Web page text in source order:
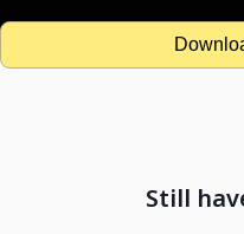
Still